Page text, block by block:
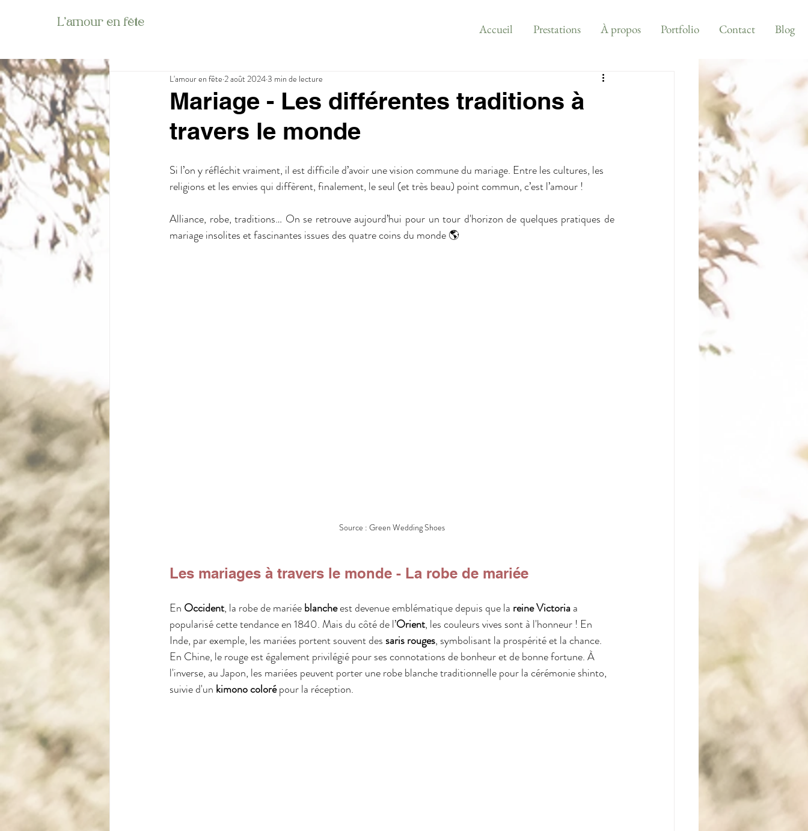
L'amour en fête Accueil Prestations À propos Portfolio Contact Blog
Mariage - Les différentes traditions à
travers le monde
L'amour en fête 2 août 20243 min de lecture
Si l’on y réfléchit vraiment, il est difficile d’avoir une vision commune du mariage. Entre les cultures, les
religions et les envies qui diffèrent, finalement, le seul (et très beau) point commun, c’est l’amour !
Alliance, robe, traditions… On se retrouve aujourd’hui pour un tour d'horizon de quelques pratiques de
mariage insolites et fascinantes issues des quatre coins du monde 🌎
Source : Green Wedding Shoes
Les mariages à travers le monde - La robe de mariée
En Occident, la robe de mariée blanche est devenue emblématique depuis que la reine Victoria a
popularisé cette tendance en 1840. Mais du côté de l’Orient, les couleurs vives sont à l'honneur ! En
Inde, par exemple, les mariées portent souvent des saris rouges, symbolisant la prospérité et la chance.
En Chine, le rouge est également privilégié pour ses connotations de bonheur et de bonne fortune. À
l'inverse, au Japon, les mariées peuvent porter une robe blanche traditionnelle pour la cérémonie shinto,
suivie d'un kimono coloré pour la réception.